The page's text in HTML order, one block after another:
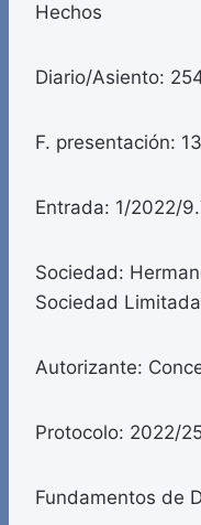
Hechos
Diario/Asiento:
F. presentación:
Entrada: 1/2022/
Sociedad:
Sociedad Limitada
Autorizante:
Protocolo: 2022/
Fundamentos de